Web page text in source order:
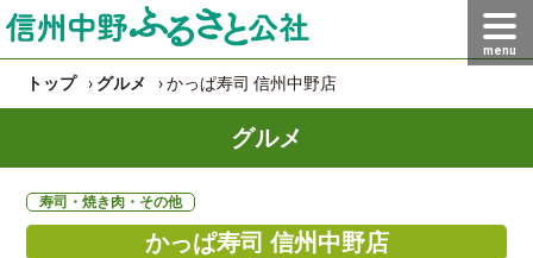
menu
トップ › グルメ › かっぱ寿司 信州中野店
グルメ
寿司・焼き肉・その他
かっぱ寿司 信州中野店